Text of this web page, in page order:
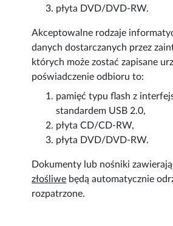
płyta DVD/DVD-RW.
Akceptowalne rodzaje
danych dostarczanych przez
których może zostać zapisane
poświadczenie odbioru to:
pamięć typu flash z
standardem USB 2.0,
płyta CD/CD-RW,
płyta DVD/DVD-RW.
Dokumenty lub nośniki
złośliwe będą automatycznie
rozpatrzone.